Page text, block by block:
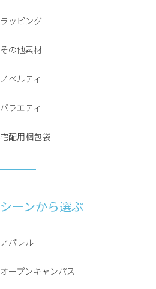
ラッピング
その他素材
ノベルティ
バラエティ
宅配用梱包袋
シーンから選ぶ
アパレル
オープンキャンパス